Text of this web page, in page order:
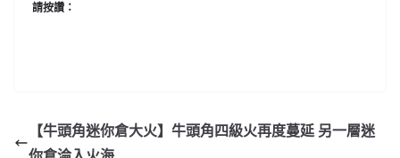
請按讚：
【牛頭角迷你倉大火】牛頭角四級火再度蔓延 另一層迷